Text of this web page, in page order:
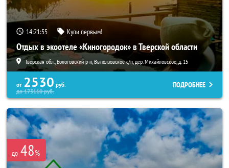
14:21:54 Купи первым!
Отдых в экоотеле «Киногородок» в Тверской области
Тверская обл., Бологовский р-н, Выползовское с/п, дер. Михайловское, д. 15
от 2530 руб.
до173110руб.
ПОДРОБНЕЕ
до 48%